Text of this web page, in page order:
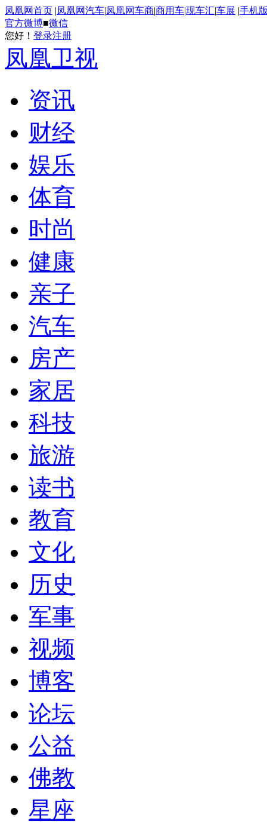
凤凰网首页 |凤凰网汽车|凤凰网车商|商用车|现车汇|车展 |手机
官方微博■微信
您好！ 登录注册
凤凰卫视
资讯
财经
娱乐
体育
时尚
健康
亲子
汽车
房产
家居
科技
旅游
读书
教育
文化
历史
军事
视频
博客
论坛
公益
佛教
星座